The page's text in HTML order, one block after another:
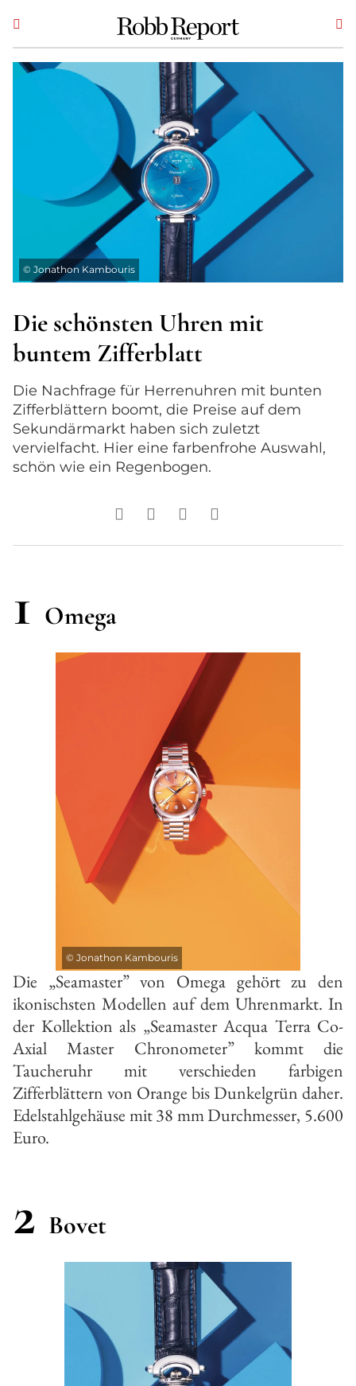
© Jonathon Kambouris
Die schönsten Uhren mit
buntem Zifferblatt
Die Nachfrage für Herrenuhren mit bunten
Zifferblättern boomt, die Preise auf dem
Sekundärmarkt haben sich zuletzt
vervielfacht. Hier eine farbenfrohe Auswahl,
schön wie ein Regenbogen.
1 Omega
© Jonathon Kambouris
Die „Seamaster” von Omega gehört zu den
ikonischsten Modellen auf dem Uhrenmarkt. In
der Kollektion als „Seamaster Acqua Terra Co-
Axial Master Chronometer” kommt die
Taucheruhr mit verschieden farbigen
Zifferblättern von Orange bis Dunkelgrün daher.
Edelstahlgehäuse mit 38 mm Durchmesser, 5.600
Euro.
2 Bovet